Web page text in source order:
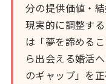
分の提供価値・
現実的に調整す
は「夢を諦める
ら出会える婚活
のギャップ」を